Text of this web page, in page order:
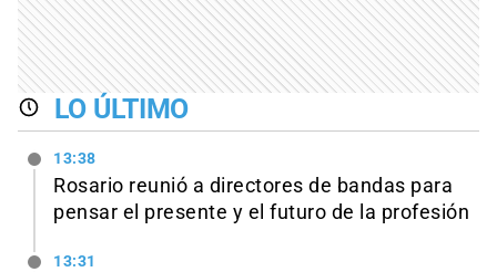
LO ÚLTIMO
13:38
Rosario reunió a directores de bandas para
pensar el presente y el futuro de la profesión
13:31